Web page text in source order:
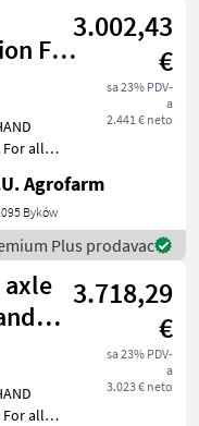
Fiat
3.002,43
€
sa 23% PDV-
a
2.441 € neto
For all
either
-
Agrofarm
Byków
Plus prodavac
3.718,29
€
sa 23% PDV-
a
3.023 € neto
For all